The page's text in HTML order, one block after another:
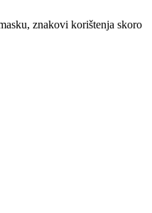
znakovi korištenja skoro